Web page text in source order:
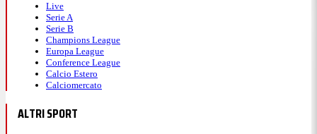
Live
Serie A
Serie B
Champions League
Europa League
Conference League
Calcio Estero
Calciomercato
ALTRI SPORT